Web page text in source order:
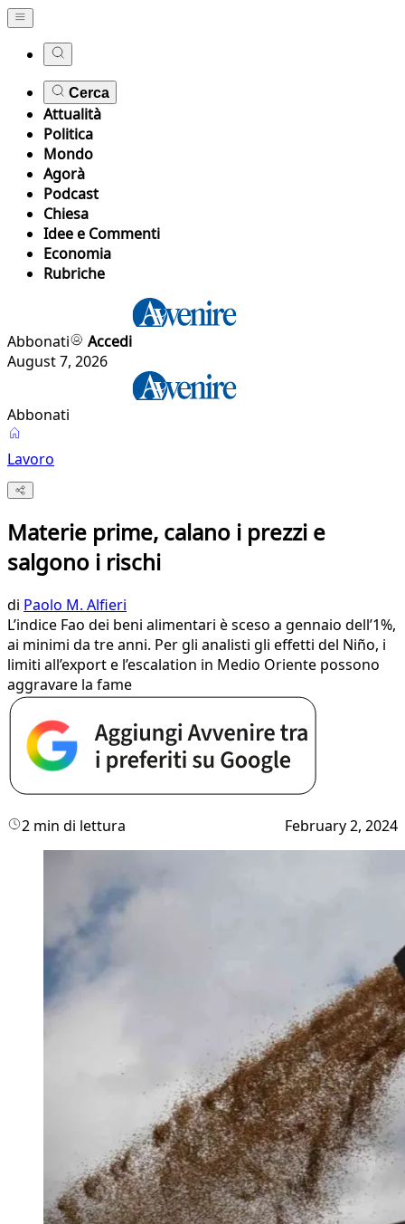
Cerca
Attualità
Politica
Mondo
Agorà
Podcast
Chiesa
Idee e Commenti
Economia
Rubriche
Abbonati
Accedi
August 7, 2026
Abbonati
Lavoro
Materie prime, calano i prezzi e
salgono i rischi
di Paolo M. Alfieri
L’indice Fao dei beni alimentari è sceso a gennaio dell’1%,
ai minimi da tre anni. Per gli analisti gli effetti del Niño, i
limiti all’export e l’escalation in Medio Oriente possono
aggravare la fame
2 min di lettura February 2, 2024